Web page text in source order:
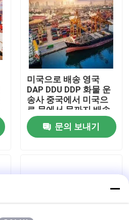
미국으로 배송 영국
DAP DDU DDP 화물 운
송사 중국에서 미국으
로 문에서 문까지 배송
대리인 해상 배달 운송
대리인 문의 보내기